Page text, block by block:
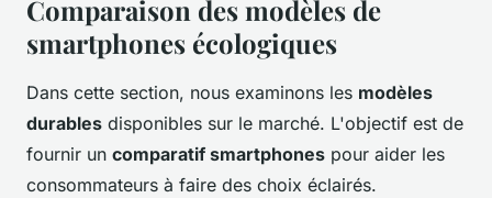
Comparaison des modèles de
smartphones écologiques
Dans cette section, nous examinons les modèles
durables disponibles sur le marché. L'objectif est de
fournir un comparatif smartphones pour aider les
consommateurs à faire des choix éclairés.